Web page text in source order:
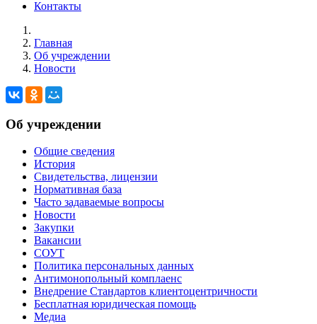
Контакты
Главная
Об учреждении
Новости
Об учреждении
Общие сведения
История
Свидетельства, лицензии
Нормативная база
Часто задаваемые вопросы
Новости
Закупки
Вакансии
СОУТ
Политика персональных данных
Антимонопольный комплаенс
Внедрение Стандартов клиентоцентричности
Бесплатная юридическая помощь
Медиа